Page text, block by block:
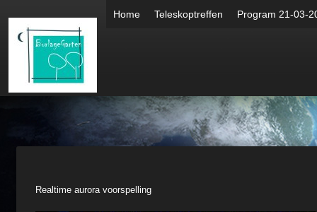
Home Teleskoptreffen Program 21-03-
Realtime aurora voorspelling